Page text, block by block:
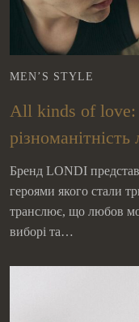
MEN’S STYLE
All kinds of love:
Бренд LONDI
героями якого стали
транслює, що любов
виборі та…